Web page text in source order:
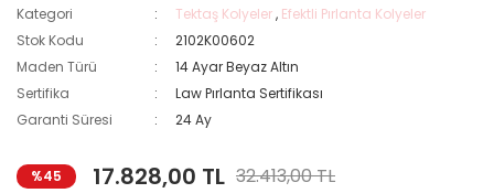
Kategori Tektaş Kolyeler, Efektli Pırlanta Kolyeler
Stok Kodu
2102K00602
Maden Türü
14 Ayar Beyaz Altın
Sertifika
Law Pırlanta Sertifikası
Garanti Süresi
24 Ay
%45 17.828,00 TL 32.413,00 TL